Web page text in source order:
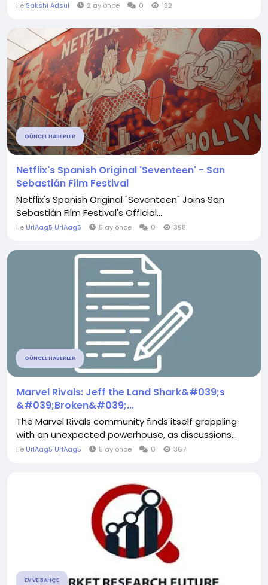
İle Sakshi Adsul 2 ay önce 0 182
GÜNCEL HABERLER
Netflix's Spanish Original 'Seventeen' - San
Sebastián Film Festival
Netflix's Spanish Original "Seventeen" Joins San
Sebastián Film Festival's Official...
İle UrlAag5 UrlAag5 5 ay önce 0 398
GÜNCEL HABERLER
Marvel Rivals: Jeff the Land Shark&#039;s
&#039;Broken&#039;...
The Marvel Rivals community finds itself grappling
with an unexpected powerhouse, as discussions...
İle UrlAag5 UrlAag5 5 ay önce 0 367
EV VE BAHÇE